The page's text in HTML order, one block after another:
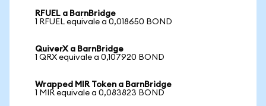
RFUEL a BarnBridge
1 RFUEL equivale a 0,018650 BOND
QuiverX a BarnBridge
1 QRX equivale a 0,107920 BOND
Wrapped MIR Token a BarnBridge
1 MIR equivale a 0,083823 BOND